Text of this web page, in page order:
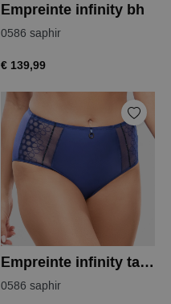
Empreinte infinity bh
0586 saphir
€ 139,99
Empreinte infinity tailleslip
0586 saphir